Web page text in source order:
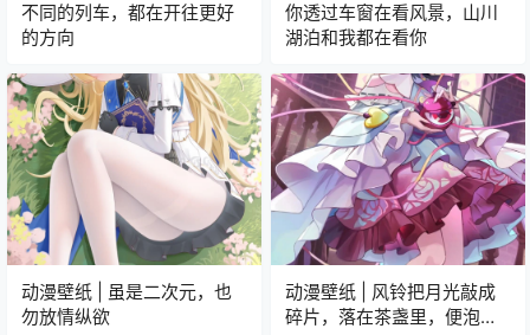
不同的列车，都在开往更好
的方向
你透过车窗在看风景，山川
湖泊和我都在看你
动漫壁纸 | 虽是二次元，也
勿放情纵欲
动漫壁纸 | 风铃把月光敲成
碎片，落在茶盏里，便泡出